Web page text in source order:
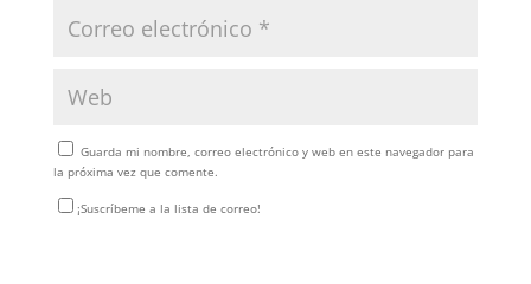
Guarda mi nombre, correo electrónico y web en este navegador para
la próxima vez que comente.
¡Suscríbeme a la lista de correo!